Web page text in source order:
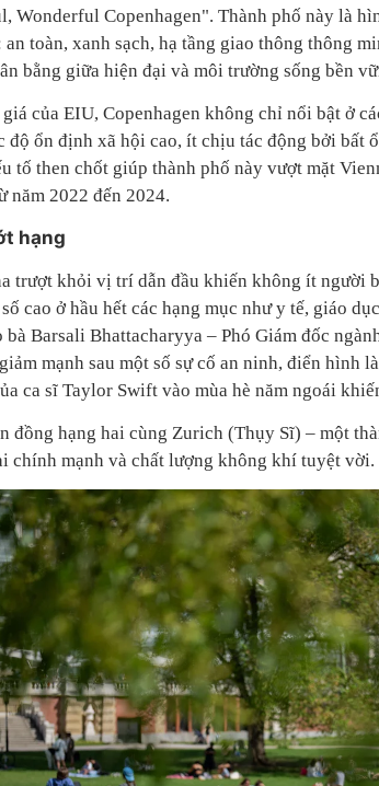
Wonderful Copenhagen". Thành phố này là
an toàn, xanh sạch, hạ tầng giao thông thông
bằng giữa hiện đại và môi trường sống bền
của EIU, Copenhagen không chỉ nổi bật ở
độ ổn định xã hội cao, ít chịu tác động bởi bất
tố then chốt giúp thành phố này vượt mặt
năm 2022 đến 2024.
hạng
trượt khỏi vị trí dẫn đầu khiến không ít người
cao ở hầu hết các hạng mục như y tế, giáo
bà Barsali Bhattacharyya – Phó Giám đốc
mạnh sau một số sự cố an ninh, điển hình
ca sĩ Taylor Swift vào mùa hè năm ngoái
đồng hạng hai cùng Zurich (Thụy Sĩ) – một
chính mạnh và chất lượng không khí tuyệt vời.